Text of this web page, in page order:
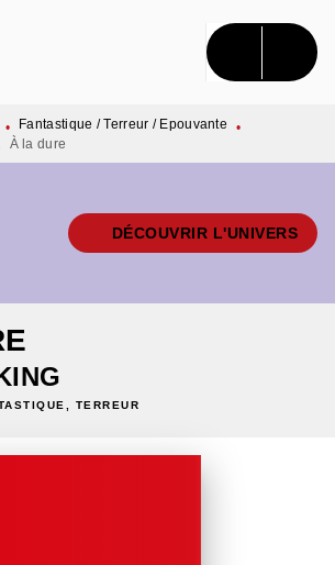
CONTENU
• Fantastique / Terreur / Epouvante
•
À la dure
DÉCOUVRIR L'UNIVERS
TERREUR